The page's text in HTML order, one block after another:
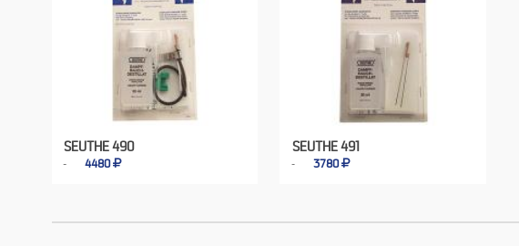
SEUTHE 490
4480
SEUTHE 491
3780